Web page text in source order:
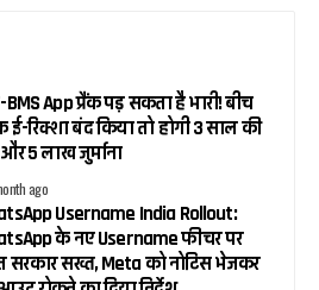
BMS App प्रैंक पड़ सकता है भारी! बीच
रिक्शा बंद किया तो होगी 3 साल की
₹5 लाख जुर्माना
ago
Username India Rollout:
के नए Username फीचर पर
सरकार सख्त, Meta को नोटिस भेजकर